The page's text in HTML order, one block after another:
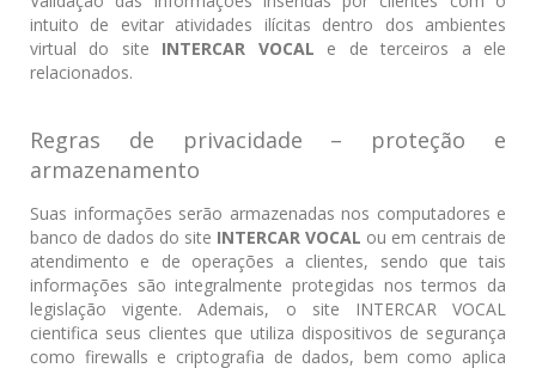
intuito de evitar atividades ilícitas dentro dos ambientes
virtual do site INTERCAR VOCAL e de terceiros a ele
relacionados.
Regras de privacidade – proteção e
armazenamento
Suas informações serão armazenadas nos computadores e
banco de dados do site INTERCAR VOCAL ou em centrais de
atendimento e de operações a clientes, sendo que tais
informações são integralmente protegidas nos termos da
legislação vigente. Ademais, o site INTERCAR VOCAL
cientifica seus clientes que utiliza dispositivos de segurança
como firewalls e criptografia de dados, bem como aplica